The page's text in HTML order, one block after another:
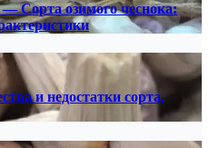
— Сорта озимого чеснока:
и недостатки сорта,